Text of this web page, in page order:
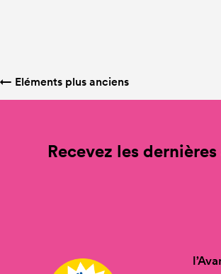
← Eléments plus anciens
Recevez les